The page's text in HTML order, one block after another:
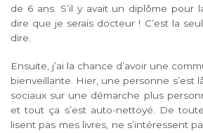
de 6 ans. S’il y avait un diplôme pour
dire que je serais docteur ! C’est la
dire.
Ensuite, j’ai la chance d’avoir une
bienveillante. Hier, une personne s’est
sociaux sur une démarche plus
et tout ça s’est auto-nettoyé. De
lisent pas mes livres, ne s’intéressent